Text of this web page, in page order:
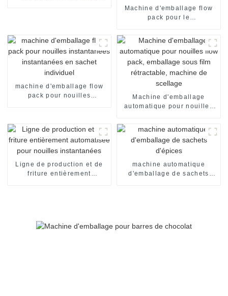
Machine d'emballage flow
pack pour le
boulangerie, l'emballage de
bonbons, le scellage et le
conditionnement
alimentaire.
machine d'emballage flow
pack pour nouilles
Machine d'emballage
automatique pour nouilles
film rétractable, machine de
scellage
Ligne de production et de
friture entièrement
machine automatique
d'emballage de sachets